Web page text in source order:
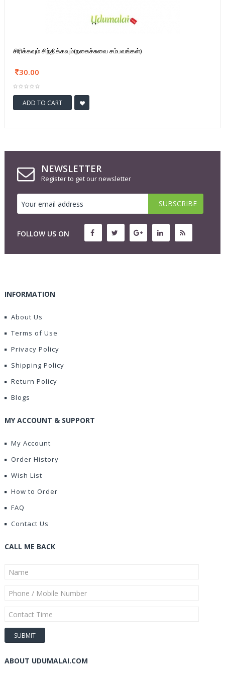
சிரிக்கவும் சிந்திக்கவும்(நகைச்சுவை சம்பவங்கள்)
30.00
ADD TO CART
NEWSLETTER
Register to get our newsletter
FOLLOW US ON
INFORMATION
About Us
Terms of Use
Privacy Policy
Shipping Policy
Return Policy
Blogs
MY ACCOUNT & SUPPORT
My Account
Order History
Wish List
How to Order
FAQ
Contact Us
CALL ME BACK
ABOUT UDUMALAI.COM